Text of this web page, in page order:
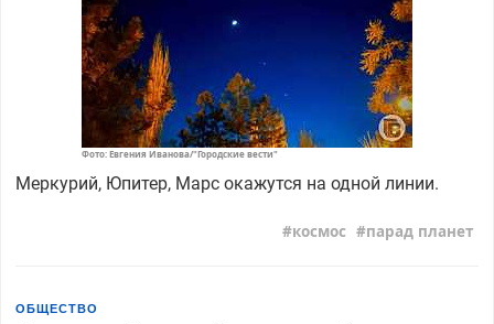
Фото: Евгения Иванова/"Городские вести"
Меркурий, Юпитер, Марс окажутся на одной линии.
космос парад планет
ОБЩЕСТВО